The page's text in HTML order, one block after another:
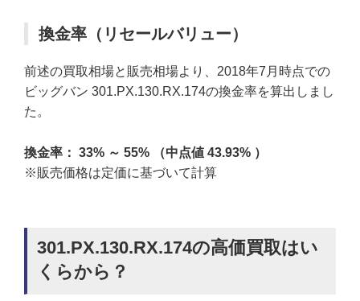
換金率（リセールバリュー）
前述の買取相場と販売相場より、2018年7月時点での
ビッグバン 301.PX.130.RX.174の換金率を算出しまし
た。
換金率： 33% ～ 55% （中点値 43.93% ）
※販売価格は定価に基づいて計算
301.PX.130.RX.174の高価買取はい
くらから？